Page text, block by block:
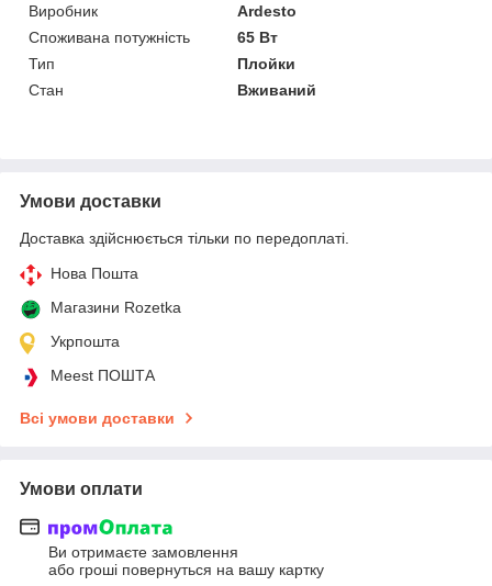
Виробник
Ardesto
Споживана потужність
65 Вт
Тип
Плойки
Стан
Вживаний
Умови доставки
Доставка здійснюється тільки по передоплаті.
Нова Пошта
Магазини Rozetka
Укрпошта
Meest ПОШТА
Всі умови доставки
Умови оплати
Ви отримаєте замовлення
або гроші повернуться на вашу картку